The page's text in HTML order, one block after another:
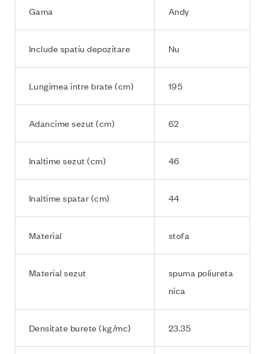
Gama Andy
Include spatiu depozitare Nu
Lungimea intre brate (cm) 195
Adancime sezut (cm) 62
Inaltime sezut (cm) 46
Inaltime spatar (cm) 44
Material stofa
Material sezut
spuma poliureta
nica
Densitate burete (kg/mc) 23.35